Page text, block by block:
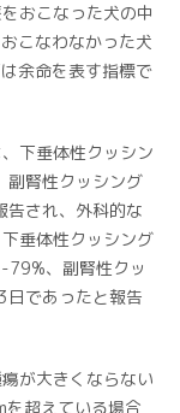
おこなった犬の中
こなわなかった犬
余命を表す指標で
下垂体性クッシン
腎性クッシング
され、外科的な
垂体性クッシング
、副腎性クッ
であったと報告
が大きくならない
超えている場合